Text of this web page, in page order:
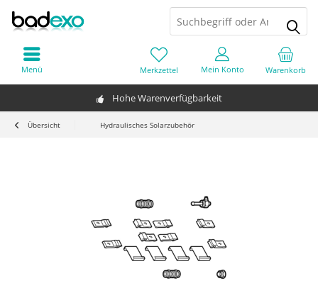
Hohe Warenverfügbarkeit
Warenkorb
Merkzettel Mein Konto
Menü
Übersicht Hydraulisches Solarzubehör